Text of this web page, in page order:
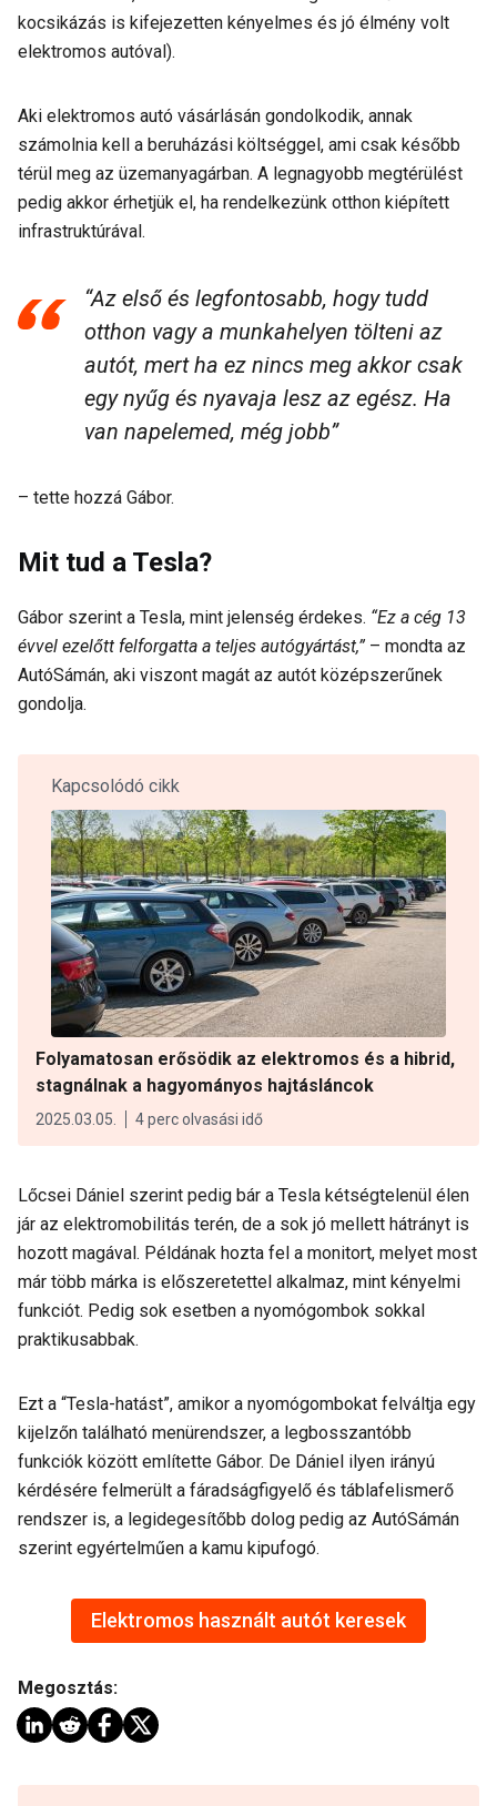
kocsikázás is kifejezetten kényelmes és jó élmény volt
elektromos autóval).
Aki elektromos autó vásárlásán gondolkodik, annak
számolnia kell a beruházási költséggel, ami csak később
térül meg az üzemanyagárban. A legnagyobb megtérülést
pedig akkor érhetjük el, ha rendelkezünk otthon kiépített
infrastruktúrával.
“Az első és legfontosabb, hogy tudd
otthon vagy a munkahelyen tölteni az
autót, mert ha ez nincs meg akkor csak
egy nyűg és nyavaja lesz az egész. Ha
van napelemed, még jobb”
– tette hozzá Gábor.
Mit tud a Tesla?
Gábor szerint a Tesla, mint jelenség érdekes. “Ez a cég 13
évvel ezelőtt felforgatta a teljes autógyártást,” – mondta az
AutóSámán, aki viszont magát az autót középszerűnek
gondolja.
Kapcsolódó cikk
Folyamatosan erősödik az elektromos és a hibrid,
stagnálnak a hagyományos hajtásláncok
2025.03.05. 4 perc olvasási idő
Lőcsei Dániel szerint pedig bár a Tesla kétségtelenül élen
jár az elektromobilitás terén, de a sok jó mellett hátrányt is
hozott magával. Példának hozta fel a monitort, melyet most
már több márka is előszeretettel alkalmaz, mint kényelmi
funkciót. Pedig sok esetben a nyomógombok sokkal
praktikusabbak.
Ezt a “Tesla-hatást”, amikor a nyomógombokat felváltja egy
kijelzőn található menürendszer, a legbosszantóbb
funkciók között említette Gábor. De Dániel ilyen irányú
kérdésére felmerült a fáradságfigyelő és táblafelismerő
rendszer is, a legidegesítőbb dolog pedig az AutóSámán
szerint egyértelműen a kamu kipufogó.
Elektromos használt autót keresek
Megosztás: